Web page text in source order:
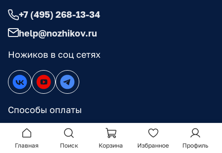
Ножиков в соц сетях
Способы оплаты
+7 (495) 268-13-34
help@nozhikov.ru
Главная Поиск Корзина Избранное Профиль